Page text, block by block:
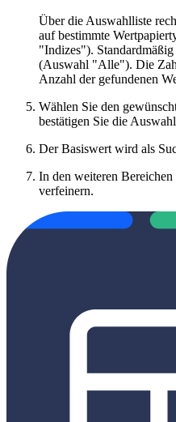
Über die Auswahlliste
auf bestimmte
"Indizes").
(Auswahl "Alle"). Die
Anzahl der gefundenen
Wählen Sie den
bestätigen Sie die
Der Basiswert wird als
In den weiteren
verfeinern.